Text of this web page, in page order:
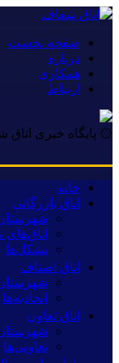
صفحه نخست
درباره
همکاری
ارتباط
۞ پایگاه خبری اتاق
خانه
اتاق بازرگانی
تشکل‌ها
اتاق اصناف
اتحادیه‌ها
اتاق تعاون
تعاونی‌ها